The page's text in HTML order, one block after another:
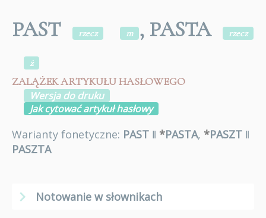
PAST rzecz m , PASTA rzecz
ż
ZALĄŻEK ARTYKUŁU HASŁOWEGO
Wersja do druku
Jak cytować artykuł hasłowy
Warianty fonetyczne: PAST ǁ *PASTA, *PASZT ǁ
PASZTA
Notowanie w słownikach